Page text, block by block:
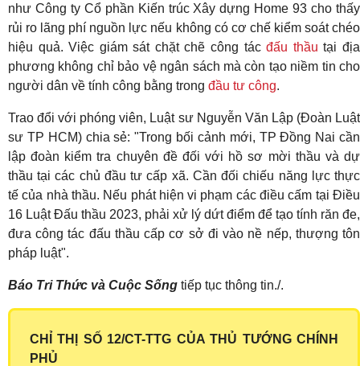
như Công ty Cổ phần Kiến trúc Xây dựng Home 93 cho thấy
rủi ro lãng phí nguồn lực nếu không có cơ chế kiểm soát chéo
hiệu quả. Việc giám sát chặt chẽ công tácđấu thầu tại địa
phương không chỉ bảo vệ ngân sách mà còn tạo niềm tin cho
người dân về tính công bằng trong đầu tư công.
Trao đổi với phóng viên, Luật sư Nguyễn Văn Lập (Đoàn Luật
sư TP HCM) chia sẻ: "Trong bối cảnh mới, TP Đồng Nai cần
lập đoàn kiểm tra chuyên đề đối với hồ sơ mời thầu và dự
thầu tại các chủ đầu tư cấp xã. Cần đối chiếu năng lực thực
tế của nhà thầu. Nếu phát hiện vi phạm các điều cấm tại Điều
16 Luật Đấu thầu 2023, phải xử lý dứt điểm để tạo tính răn đe,
đưa công tác đấu thầu cấp cơ sở đi vào nề nếp, thượng tôn
pháp luật".
Báo Tri Thức và Cuộc Sống tiếp tục thông tin./.
CHỈ THỊ SỐ 12/CT-TTG CỦA THỦ TƯỚNG CHÍNH
PHỦ